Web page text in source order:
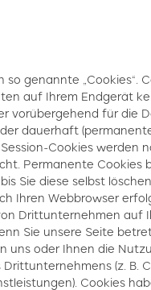
genannte „Cookies“.
auf Ihrem Endgerät
vorübergehend für die
dauerhaft
Cookies werden
Permanente Cookies
Sie diese selbst
Ihren Webbrowser
Drittunternehmen auf
Sie unsere Seite
uns oder Ihnen die
(z. B.
Cookies